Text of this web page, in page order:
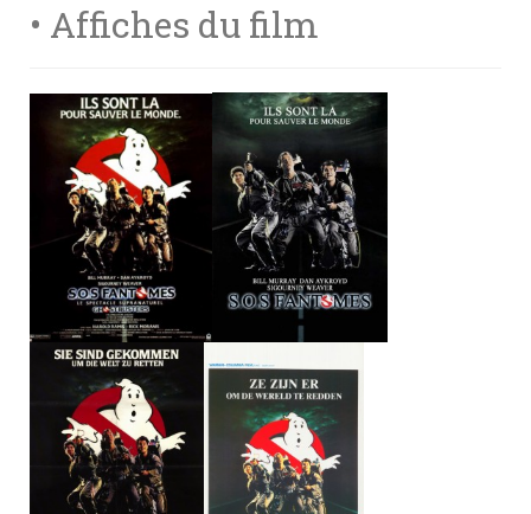
• Affiches du film